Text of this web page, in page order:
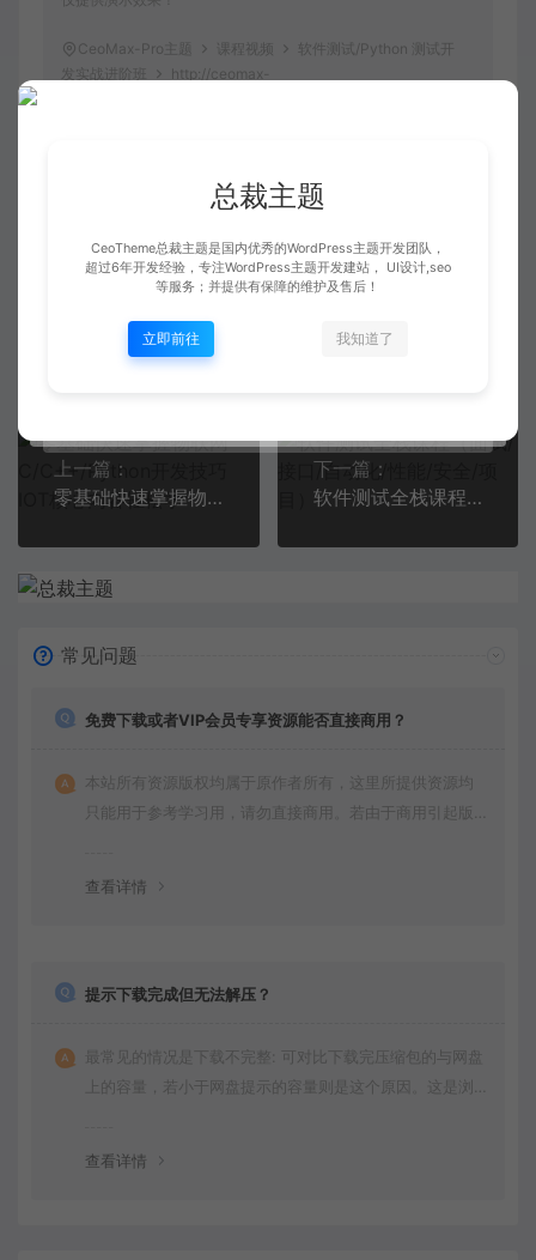
CeoMax-Pro主题 课程视频
软件测试/Python 测试开
发实战进阶班
http://ceomax-
测试开发实战进阶班
总裁 我们只做高端Wordpress主题开发！
上一篇：
零基础快速掌握物联网C/C++/Python开发技巧 IOT核心内容轻松学
下一篇：
软件测试全栈课程（面试/接口/自动化/性能/安全/项目）
常见问题
免费下载或者VIP会员专享资源能否直接商用？
本站所有资源版权均属于原作者所有，这里所提供资源均
只能用于参考学习用，请勿直接商用。若由于商用引起版
查看详情
提示下载完成但无法解压？
最常见的情况是下载不完整: 可对比下载完压缩包的与网盘
上的容量，若小于网盘提示的容量则是这个原因。这是浏
查看详情
总裁主题
CeoTheme总裁主题是国内优秀的WordPress主题开发团队，
超过6年开发经验，专注WordPress主题开发建站， UI设计,seo
等服务；并提供有保障的维护及售后！
立即前往 我知道了